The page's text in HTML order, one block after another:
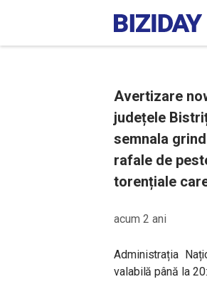
Avertizare
județele
semnala
rafale de
torențiale
acum 2 ani
Administrația
valabilă până la